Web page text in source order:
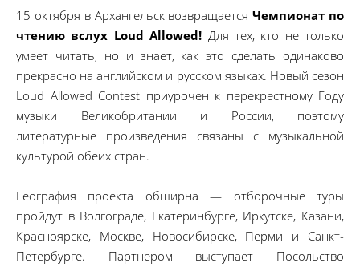
15 октября в Архангельск возвращаетсяЧемпионат по
чтению вслух Loud Allowed! Для тех, кто не только
умеет читать, но и знает, как это сделать одинаково
прекрасно на английском и русском языках. Новый сезон
Loud Allowed Contest приурочен к перекрестному Году
музыки Великобритании и России, поэтому
литературные произведения связаны с музыкальной
культурой обеих стран.
География проекта обширна — отборочные туры
пройдут в Волгограде, Екатеринбурге, Иркутске, Казани,
Красноярске, Москве, Новосибирске, Перми и Санкт-
Петербурге. Партнером выступает Посольство